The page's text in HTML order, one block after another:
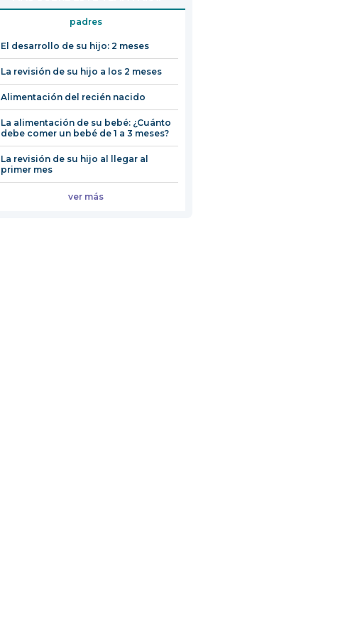
padres
El desarrollo de su hijo: 2 meses
La revisión de su hijo a los 2 meses
Alimentación del recién nacido
La alimentación de su bebé: ¿Cuánto
debe comer un bebé de 1 a 3 meses?
La revisión de su hijo al llegar al
primer mes
ver más